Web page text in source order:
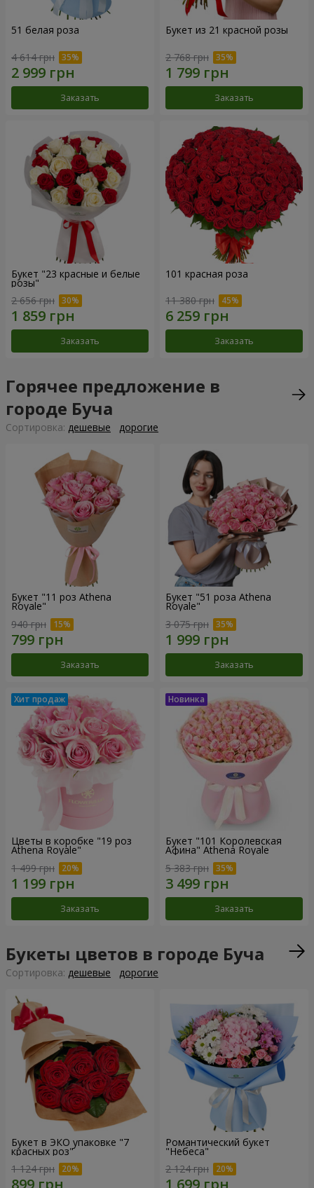
51 белая роза
4 614 грн
Заказать
Букет из 21 красной розы
2 768 грн
Заказать
Букет "23 красные и белые
розы"
2 656 грн
Заказать
101 красная роза
11 380 грн
Заказать
Горячее предложение в
городе Буча
Cортировка: дешевые дорогие
Букет "11 роз Athena
Royale"
940 грн
Заказать
Букет "51 роза Athena
Royale"
3 075 грн
Заказать
Цветы в коробке "19 роз
Athena Royale"
1 499 грн
Заказать
Букет "101 Королевская
Афина" Athena Royale
5 383 грн
Заказать
Букеты цветов в городе Буча
Cортировка: дешевые дорогие
Букет в ЭКО упаковке "7
красных роз"
1 124 грн
Романтический букет
"Небеса"
2 124 грн